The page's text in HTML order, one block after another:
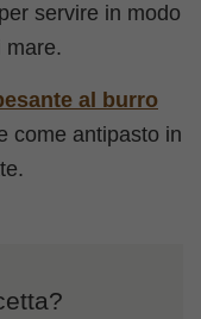
servire in modo
mare.
al burro
come antipasto in